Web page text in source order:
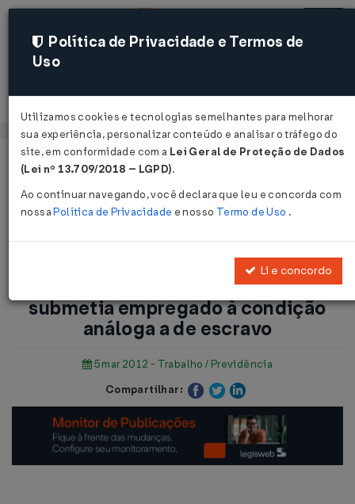
Acessar
Página Inicial
Notícias
análoga a de escravo...
Voltar
Juiz condena empresa que
submetia empregado à condição
análoga a de escravo
5 mar 2012 - Trabalho / Previdência
Compartilhar:
Política de Privacidade e Termos de
Uso
Utilizamos cookies e tecnologias semelhantes para melhorar
sua experiência, personalizar conteúdo e analisar o tráfego do
site, em conformidade com a Lei Geral de Proteção de Dados
(Lei nº 13.709/2018 – LGPD).
Ao continuar navegando, você declara que leu e concorda com
nossaPolítica de Privacidade e nosso Termo de Uso .
Li e concordo